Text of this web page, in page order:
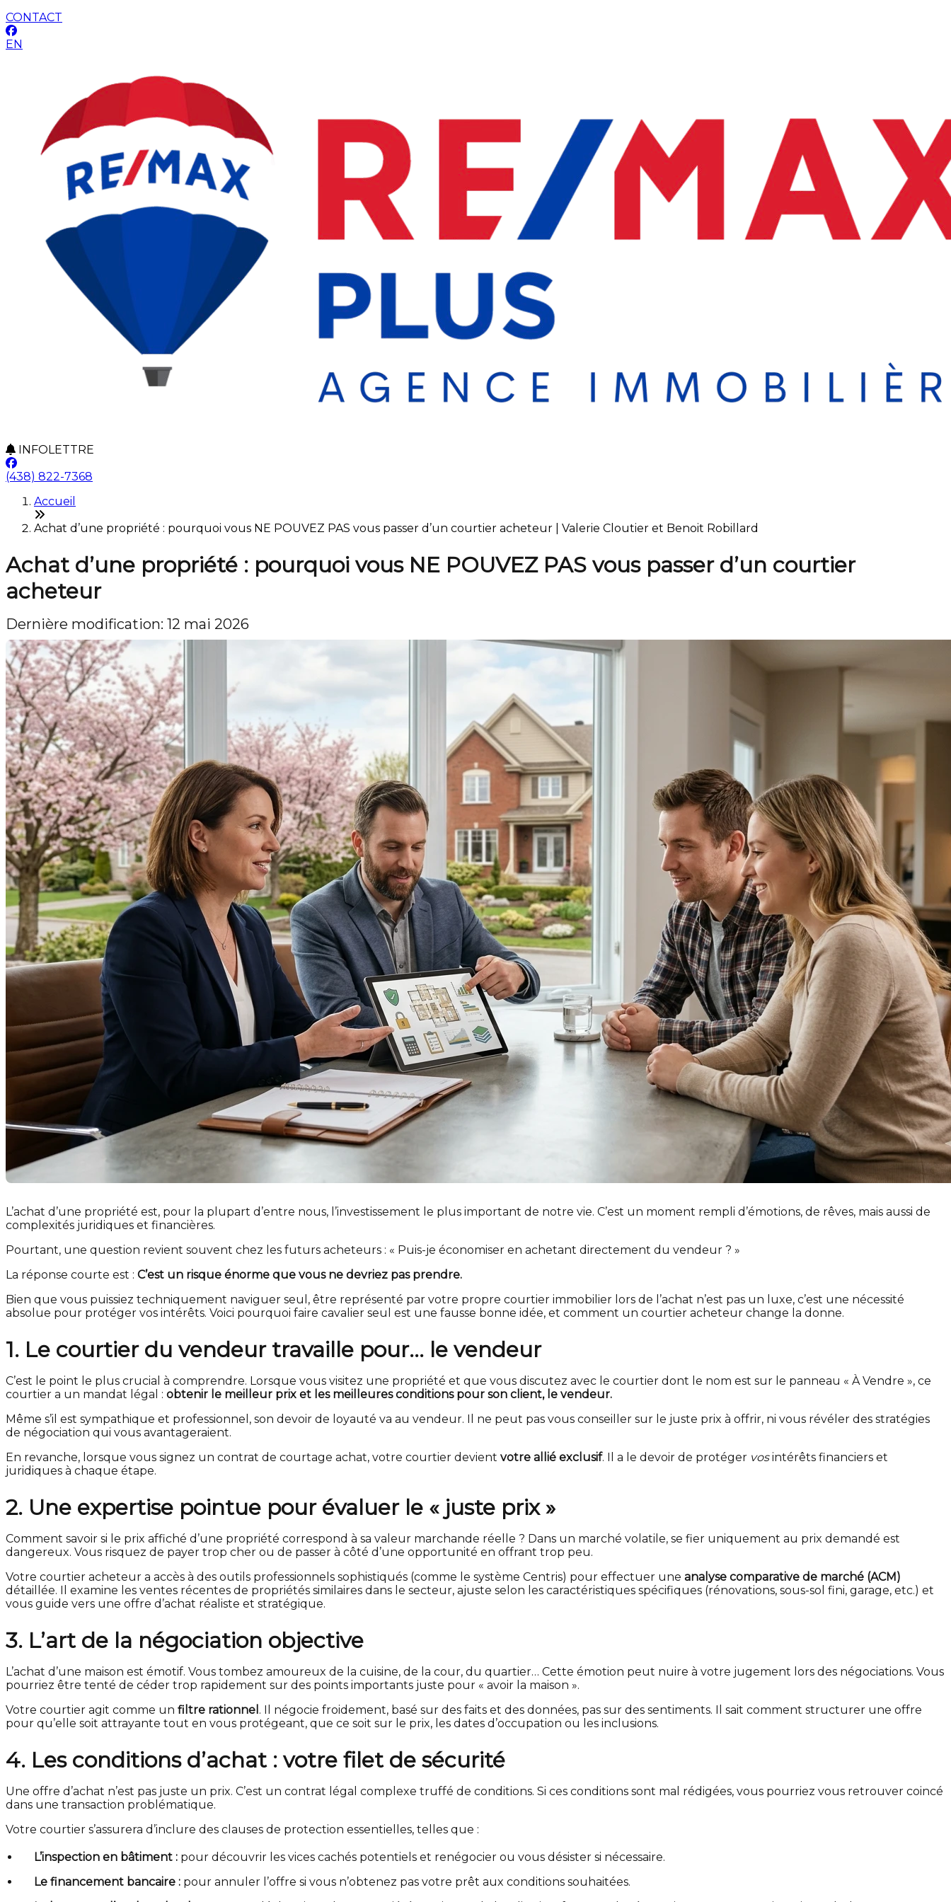
CONTACT
EN
INFOLETTRE
(438) 822-7368
Accueil
Achat d’une propriété : pourquoi vous NE POUVEZ PAS vous passer d’un courtier acheteur | Valerie Cloutier et Benoit Robillard
Achat d’une propriété : pourquoi vous NE POUVEZ PAS vous passer d’un courtier
acheteur
Dernière modification: 12 mai 2026
L’achat d’une propriété est, pour la plupart d’entre nous, l’investissement le plus important de notre vie. C’est un moment rempli d’émotions, de rêves, mais aussi de
complexités juridiques et financières.
Pourtant, une question revient souvent chez les futurs acheteurs : « Puis-je économiser en achetant directement du vendeur ? »
La réponse courte est : C’est un risque énorme que vous ne devriez pas prendre.
Bien que vous puissiez techniquement naviguer seul, être représenté par votre propre courtier immobilier lors de l’achat n’est pas un luxe, c’est une nécessité
absolue pour protéger vos intérêts. Voici pourquoi faire cavalier seul est une fausse bonne idée, et comment un courtier acheteur change la donne.
1. Le courtier du vendeur travaille pour… le vendeur
C’est le point le plus crucial à comprendre. Lorsque vous visitez une propriété et que vous discutez avec le courtier dont le nom est sur le panneau « À Vendre », ce
courtier a un mandat légal : obtenir le meilleur prix et les meilleures conditions pour son client, le vendeur.
Même s’il est sympathique et professionnel, son devoir de loyauté va au vendeur. Il ne peut pas vous conseiller sur le juste prix à offrir, ni vous révéler des stratégies
de négociation qui vous avantageraient.
En revanche, lorsque vous signez un contrat de courtage achat, votre courtier devient votre allié exclusif. Il a le devoir de protéger vosintérêts financiers et
juridiques à chaque étape.
2. Une expertise pointue pour évaluer le « juste prix »
Comment savoir si le prix affiché d’une propriété correspond à sa valeur marchande réelle ? Dans un marché volatile, se fier uniquement au prix demandé est
dangereux. Vous risquez de payer trop cher ou de passer à côté d’une opportunité en offrant trop peu.
Votre courtier acheteur a accès à des outils professionnels sophistiqués (comme le système Centris) pour effectuer une analyse comparative de marché (ACM)
détaillée. Il examine les ventes récentes de propriétés similaires dans le secteur, ajuste selon les caractéristiques spécifiques (rénovations, sous-sol fini, garage, etc.) et
vous guide vers une offre d’achat réaliste et stratégique.
3. L’art de la négociation objective
L’achat d’une maison est émotif. Vous tombez amoureux de la cuisine, de la cour, du quartier… Cette émotion peut nuire à votre jugement lors des négociations. Vous
pourriez être tenté de céder trop rapidement sur des points importants juste pour « avoir la maison ».
Votre courtier agit comme un filtre rationnel . Il négocie froidement, basé sur des faits et des données, pas sur des sentiments. Il sait comment structurer une offre
pour qu’elle soit attrayante tout en vous protégeant, que ce soit sur le prix, les dates d’occupation ou les inclusions.
4. Les conditions d’achat : votre filet de sécurité
Une offre d’achat n’est pas juste un prix. C’est un contrat légal complexe truffé de conditions. Si ces conditions sont mal rédigées, vous pourriez vous retrouver coincé
dans une transaction problématique.
Votre courtier s’assurera d’inclure des clauses de protection essentielles, telles que :
L’inspection en bâtiment : pour découvrir les vices cachés potentiels et renégocier ou vous désister si nécessaire.
Le financement bancaire : pour annuler l’offre si vous n’obtenez pas votre prêt aux conditions souhaitées.